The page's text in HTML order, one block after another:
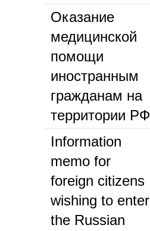
Оказание
медицинской
помощи
иностранным
гражданам на
территории РФ
Information
memo for
foreign citizens
wishing to enter
the Russian